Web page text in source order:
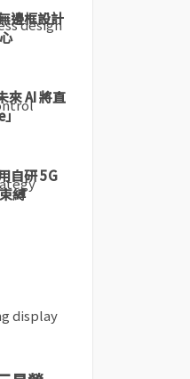
邊框設計
來 AI 將直
」
自研 5G
縛